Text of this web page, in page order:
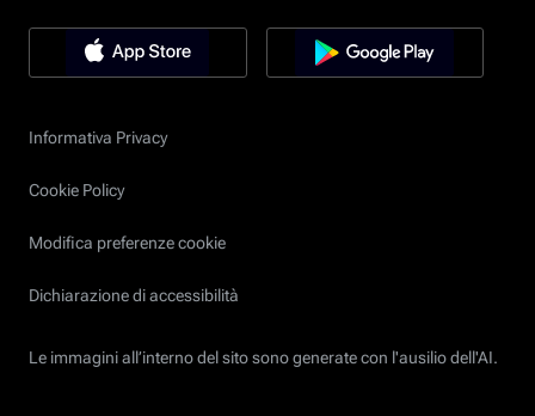
Informativa Privacy
Cookie Policy
Modifica preferenze cookie
Dichiarazione di accessibilità
Le immagini all’interno del sito sono generate con l'ausilio dell'AI.